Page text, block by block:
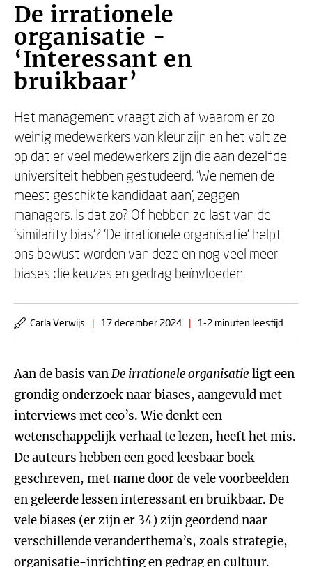
De irrationele
organisatie -
‘Interessant en
bruikbaar’
Het management vraagt zich af waarom er zo
weinig medewerkers van kleur zijn en het valt ze
op dat er veel medewerkers zijn die aan dezelfde
universiteit hebben gestudeerd. ‘We nemen de
meest geschikte kandidaat aan’, zeggen
managers. Is dat zo? Of hebben ze last van de
‘similarity bias’? ‘De irrationele organisatie’ helpt
ons bewust worden van deze en nog veel meer
biases die keuzes en gedrag beïnvloeden.
Carla Verwijs | 17 december 2024 | 1-2 minuten leestijd
Aan de basis vanDe irrationele organisatie ligt een
grondig onderzoek naar biases, aangevuld met
interviews met ceo’s. Wie denkt een
wetenschappelijk verhaal te lezen, heeft het mis.
De auteurs hebben een goed leesbaar boek
geschreven, met name door de vele voorbeelden
en geleerde lessen interessant en bruikbaar. De
vele biases (er zijn er 34) zijn geordend naar
verschillende veranderthema’s, zoals strategie,
organisatie-inrichting en gedrag en cultuur.